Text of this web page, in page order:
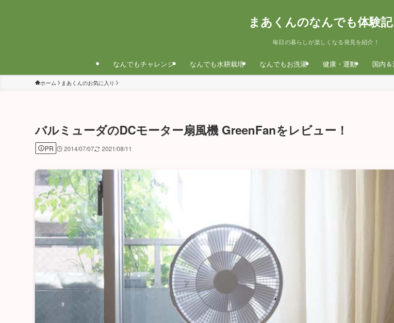
まあくんのなんでも体験記
毎日の暮らしが楽しくなる発見を紹介！
なんでもチャレンジ なんでも水耕栽培 なんでもお洗濯 健康・運動 国内
ホーム まあくんのお気に入り
バルミューダのDCモーター扇風機 GreenFanをレビュー！
PR 2014/07/07 2021/08/11